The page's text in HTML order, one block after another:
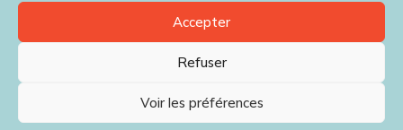
Accepter
Refuser
Voir les préférences